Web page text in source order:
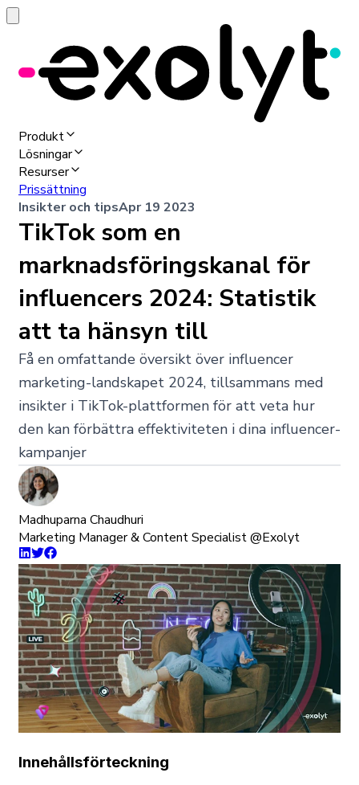
Produkt
Lösningar
Resurser
Prissättning
Insikter och tipsApr 19 2023
TikTok som en
marknadsföringskanal för
influencers 2024: Statistik
att ta hänsyn till
Få en omfattande översikt över influencer
marketing-landskapet 2024, tillsammans med
insikter i TikTok-plattformen för att veta hur
den kan förbättra effektiviteten i dina influencer-
kampanjer
Madhuparna Chaudhuri
Marketing Manager & Content Specialist @Exolyt
Innehållsförteckning